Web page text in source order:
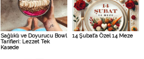
Sağlıklı ve Doyurucu Bowl
Tarifleri: Lezzet Tek
Kasede
14 Şubat’a Özel 14 Meze